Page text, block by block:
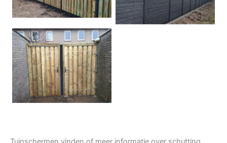
Tuindeur grenen